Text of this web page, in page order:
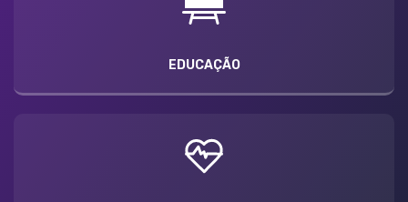
EDUCAÇÃO